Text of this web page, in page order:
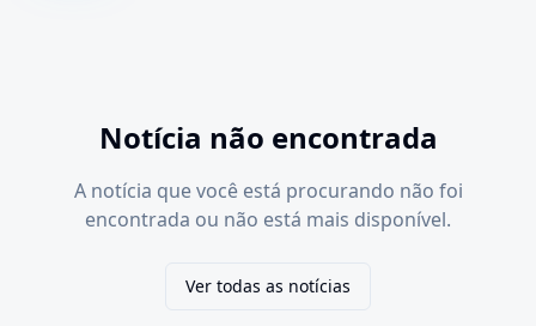
Notícia não encontrada
A notícia que você está procurando não foi
encontrada ou não está mais disponível.
Ver todas as notícias